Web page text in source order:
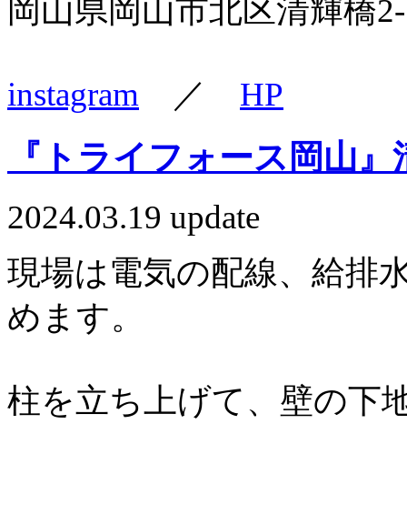
岡山県岡山市北区清輝橋
instagram ／ HP
『トライフォース岡山
2024.03.19 update
現場は電気の配線、給排
めます。
柱を立ち上げて、壁の下